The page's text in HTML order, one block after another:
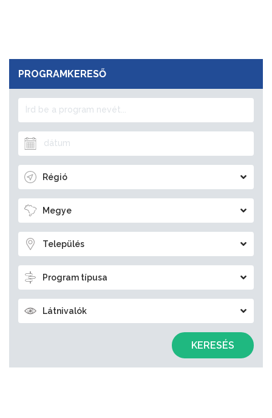
PROGRAMKERESŐ
Régió
Megye
Település
Program típusa
Látnivalók
KERESÉS